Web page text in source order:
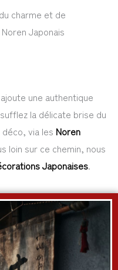
charme et de
Japonais
ajoute une authentique
la délicate brise du
via les Noren
loin sur ce chemin, nous
Japonaises.